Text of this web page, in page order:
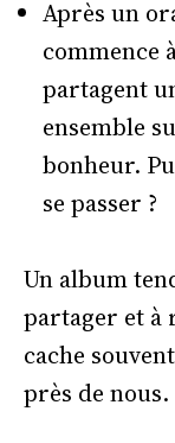
Après un
commence
partagent
ensemble
bonheur.
se passer ?
Un album
partager et à
cache
près de nous.